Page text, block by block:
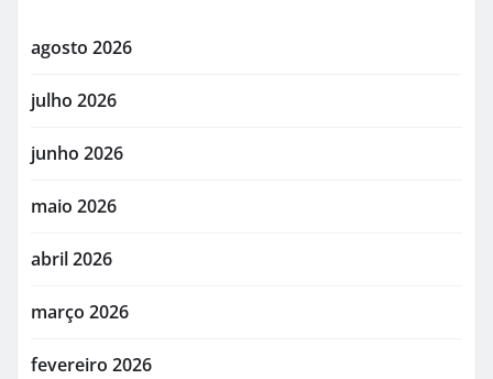
agosto 2026
julho 2026
junho 2026
maio 2026
abril 2026
março 2026
fevereiro 2026